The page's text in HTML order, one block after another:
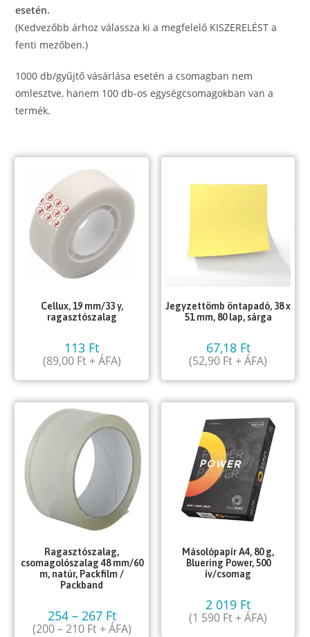
esetén.
(Kedvezőbb árhoz válassza ki a megfelelő KISZERELÉST a
fenti mezőben.)
1000 db/gyűjtő vásárlása esetén a csomagban nem
ömlesztve, hanem 100 db-os egységcsomagokban van a
termék.
Cellux, 19 mm/33 y,
ragasztószalag
113 Ft
(89,00 Ft+ ÁFA)
Jegyzettömb öntapadó, 38 x
51 mm, 80 lap, sárga
67,18 Ft
(52,90 Ft+ ÁFA)
Ragasztószalag,
csomagolószalag 48 mm/60
m, natúr, Packfilm /
Packband
254 – 267 Ft
(200–210 Ft+ ÁFA)
Másolópapír A4, 80 g,
Bluering Power, 500
ív/csomag
2 019 Ft
(1 590 Ft+ ÁFA)